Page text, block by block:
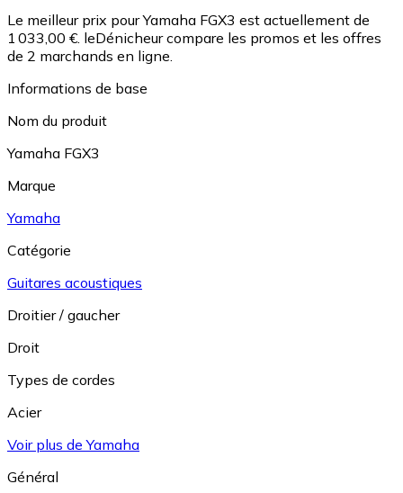
Le meilleur prix pour Yamaha FGX3 est actuellement de
1 033,00 €. leDénicheur compare les promos et les offres
de 2 marchands en ligne.
Informations de base
Nom du produit
Yamaha FGX3
Marque
Yamaha
Catégorie
Guitares acoustiques
Droitier / gaucher
Droit
Types de cordes
Acier
Voir plus de Yamaha
Général